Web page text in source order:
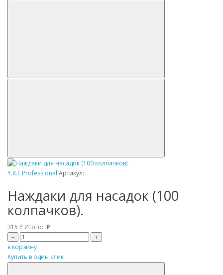
Y.R.E Professional Артикул:
Наждаки для насадок (100
колпачков).
315 Р Итого: Р
–
+
в корзину
Купить в один клик